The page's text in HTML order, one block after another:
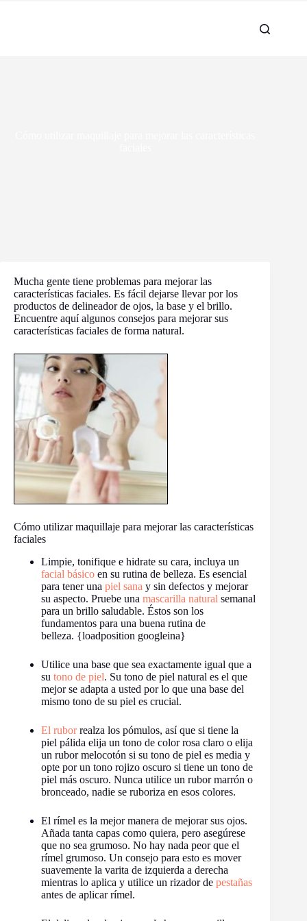
Mucha gente tiene problemas para mejorar las
características faciales. Es fácil dejarse llevar por los
productos de delineador de ojos, la base y el brillo.
Encuentre aquí algunos consejos para mejorar sus
características faciales de forma natural.
Cómo utilizar maquillaje para mejorar las características
faciales
Limpie, tonifique e hidrate su cara, incluya un
facial básico en su rutina de belleza. Es esencial
para tener una piel sana y sin defectos y mejorar
su aspecto. Pruebe una mascarilla natural semanal
para un brillo saludable. Éstos son los
fundamentos para una buena rutina de
belleza. {loadposition googleina}
Utilice una base que sea exactamente igual que a
su tono de piel. Su tono de piel natural es el que
mejor se adapta a usted por lo que una base del
mismo tono de su piel es crucial.
El ruborrealza los pómulos, así que si tiene la
piel pálida elija un tono de color rosa claro o elija
un rubor melocotón si su tono de piel es media y
opte por un tono rojizo oscuro si tiene un tono de
piel más oscuro. Nunca utilice un rubor marrón o
bronceado, nadie se ruboriza en esos colores.
El rímel es la mejor manera de mejorar sus ojos.
Añada tanta capas como quiera, pero asegúrese
que no sea grumoso. No hay nada peor que el
rímel grumoso. Un consejo para esto es mover
suavemente la varita de izquierda a derecha
mientras lo aplica y utilice un rizador de pestañas
antes de aplicar rímel.